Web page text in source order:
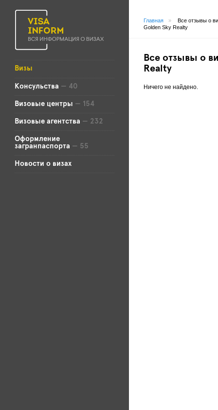
Визы
Консульства — 40
Визовые центры — 154
Визовые агентства — 232
Оформление
загранпаспорта — 55
Новости о визах
Главная »
Все отзывы о
Golden Sky Realty
Все отзывы о
Realty
Ничего не найдено.